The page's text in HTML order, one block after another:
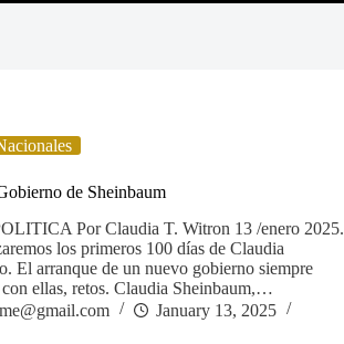
de Sheinbaum
Por Claudia T. Witron 13 /enero 2025.
los primeros 100 días de Claudia
El arranque de un nuevo gobierno siempre
con ellas, retos. Claudia Sheinbaum,…
January 13, 2025